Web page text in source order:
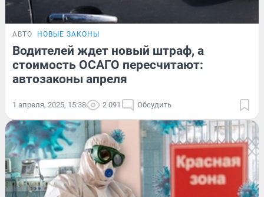
АВТО НОВЫЕ ЗАКОНЫ
Водителей ждет новый штраф, а
стоимость ОСАГО пересчитают:
автозаконы апреля
1 апреля, 2025, 15:38 2 091 Обсудить